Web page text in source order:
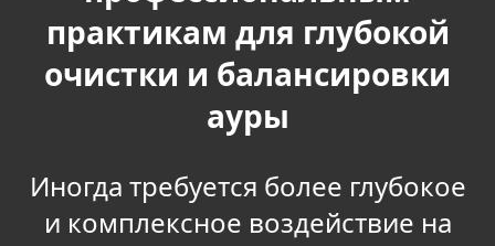
практикам для глубокой
очистки и балансировки
ауры
Иногда требуется более глубокое
и комплексное воздействие на